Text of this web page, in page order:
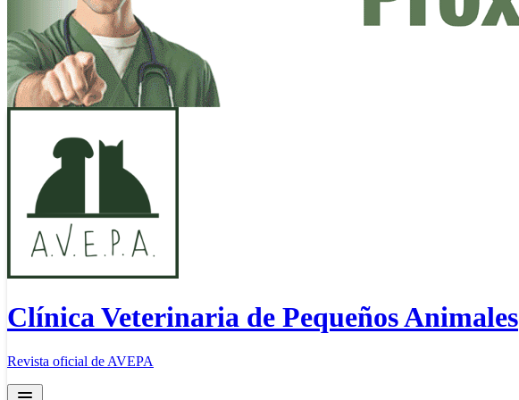
Clínica Veterinaria de Pequeños Animales
Revista oficial de AVEPA
Open main menu